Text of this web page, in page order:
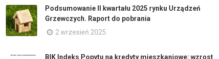
Podsumowanie II kwartału 2025 rynku Urządzeń
Grzewczych. Raport do pobrania
2 wrzesień 2025
BIK Indeks Popytu na kredyty mieszkaniowe: wzrost